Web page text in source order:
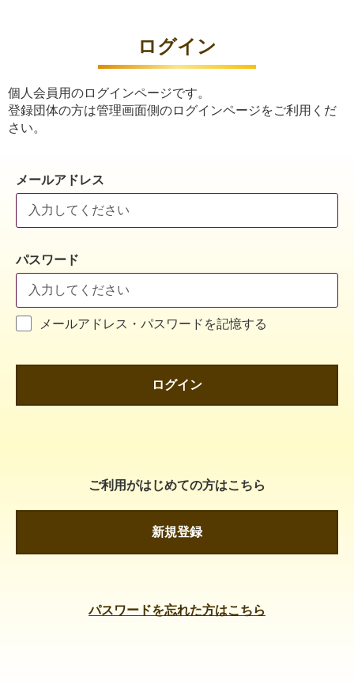
ログイン
個人会員用のログインページです。
登録団体の方は管理画面側のログインページをご利用くだ
さい。
メールアドレス
パスワード
メールアドレス・パスワードを記憶する
ログイン
ご利用がはじめての方はこちら
新規登録
パスワードを忘れた方はこちら